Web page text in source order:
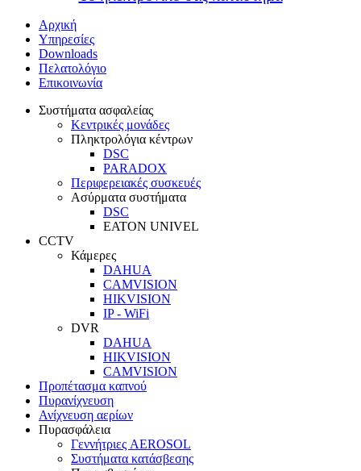
Αρχική
Υπηρεσίες
Downloads
Πελατολόγιο
Επικοινωνία
Συστήματα ασφαλείας
Κεντρικές μονάδες
Πληκτρολόγια κέντρων
DSC
PARADOX
Περιφερειακές συσκευές
Ασύρματα συστήματα
DSC
EATON UNIVEL
CCTV
Κάμερες
DAHUA
CAMVISION
HIKVISION
IP - WiFi
DVR
DAHUA
HIKVISION
CAMVISION
Προπέτασμα καπνού
Πυρανίχνευση
Ανίχνευση αερίων
Πυρασφάλεια
Γεννήτριες AEROSOL
Συστήματα κατάσβεσης